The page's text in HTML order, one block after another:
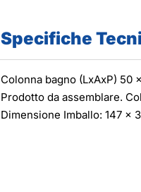
Specifiche
Colonna bagno (LxAxP)
Prodotto da assemblare.
Dimensione Imballo: 147 x